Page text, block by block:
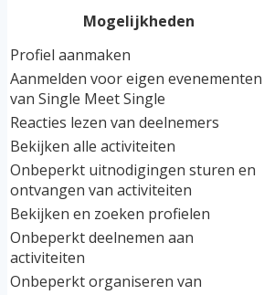
Mogelijkheden
Profiel aanmaken
Aanmelden voor eigen evenementen
van Single Meet Single
Reacties lezen van deelnemers
Bekijken alle activiteiten
Onbeperkt uitnodigingen sturen en
ontvangen van activiteiten
Bekijken en zoeken profielen
Onbeperkt deelnemen aan
activiteiten
Onbeperkt organiseren van